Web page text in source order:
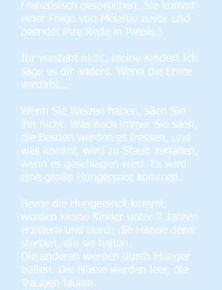
Französisch gesprochen. Sie kommt
einer Frage von Mélanie zuvor und
beendet ihre Rede in Patois.)
Ihr versteht nicht, meine Kinder! Ich
sage es dir anders. Wenn die Ernte
verdirbt...
Wenn Sie Weizen haben, säen Sie
ihn nicht. Was auch immer Sie säen,
die Bestien werden es fressen, und
was kommt, wird zu Staub zerfallen,
wenn es geschlagen wird. Es wird
eine große Hungersnot kommen.
Bevor die Hungersnot kommt,
werden kleine Kinder unter 7 Jahren
erzittern und durch die Hände derer
sterben, die sie halten.
Die anderen werden durch Hunger
büßen. Die Nüsse werden leer, die
Trauben faulen.